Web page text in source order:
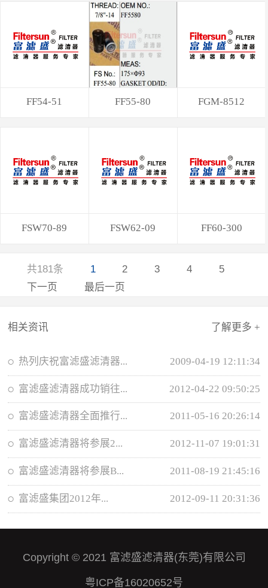
FF54-51 FF55-80 FGM-8512
FSW70-89 FSW62-09 FF60-300
共181条 1 2 3 4
5
下一页
最后一页
相关资讯 了解更多 +
热列庆祝富滤盛滤清器... 2009-04-19 12:11:34
富滤盛滤清器成功销往... 2012-04-22 09:50:25
富滤盛滤清器全面推行... 2011-05-16 20:26:14
富滤盛滤清器将参展2... 2012-11-07 19:01:31
富滤盛滤清器将参展B... 2011-08-19 21:45:16
富滤盛集团2012年... 2012-09-11 20:31:36
Copyright © 2021 富滤盛滤清器(东莞)有限公司
粤ICP备16020652号